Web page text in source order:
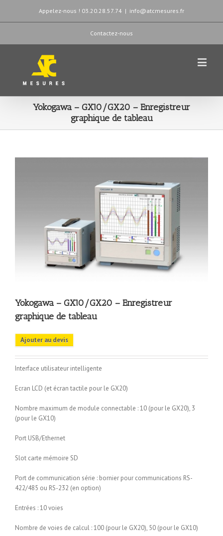
Appelez-nous ! 03.20.28.57.74 | info@atcmesures.fr
Contactez-nous
Yokogawa – GX10/GX20 – Enregistreur
graphique de tableau
Yokogawa – GX10/GX20 – Enregistreur
graphique de tableau
Ajouter au devis
Interface utilisateur intelligente
Ecran LCD (et écran tactile pour le GX20)
Nombre maximum de module connectable : 10 (pour le GX20), 3
(pour le GX10)
Port USB/Ethernet
Slot carte mémoire SD
Port de communication série : bornier pour communications RS-
422/485 ou RS-232 (en option)
Entrées : 10 voies
Nombre de voies de calcul : 100 (pour le GX20), 50 (pour le GX10)